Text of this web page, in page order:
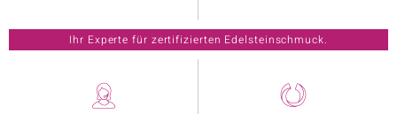
Ihr Experte für zertifizierten Edelsteinschmuck.